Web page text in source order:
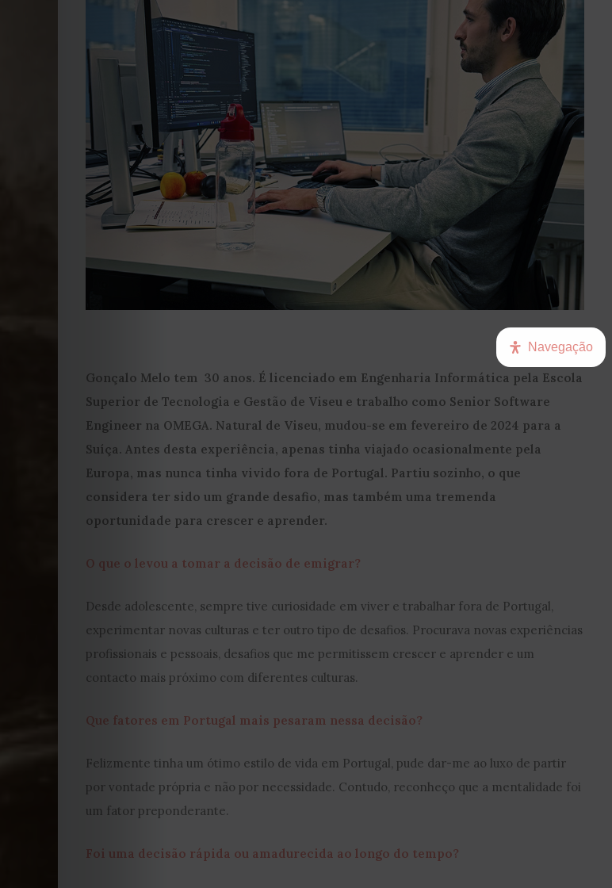
EDIÇÃO
DE
JULHO
2023
2022
2021
Obras
de
Capa
Contactos
Estatuto
de
privacidade
Termos
Gonçalo Melo tem 30 anos. É licenciado em Engenharia Informática pela Escola
Superior de Tecnologia e Gestão de Viseu e trabalho como Senior Software
Engineer na OMEGA. Natural de Viseu, mudou-se em fevereiro de 2024 para a
Suíça. Antes desta experiência, apenas tinha viajado ocasionalmente pela
Europa, mas nunca tinha vivido fora de Portugal. Partiu sozinho, o que
considera ter sido um grande desafio, mas também uma tremenda
oportunidade para crescer e aprender.
O que o levou a tomar a decisão de emigrar?
Desde adolescente, sempre tive curiosidade em viver e trabalhar fora de Portugal,
experimentar novas culturas e ter outro tipo de desafios. Procurava novas experiências
profissionais e pessoais, desafios que me permitissem crescer e aprender e um
contacto mais próximo com diferentes culturas.
Que fatores em Portugal mais pesaram nessa decisão?
Felizmente tinha um ótimo estilo de vida em Portugal, pude dar-me ao luxo de partir
por vontade própria e não por necessidade. Contudo, reconheço que a mentalidade foi
um fator preponderante.
Foi uma decisão rápida ou amadurecida ao longo do tempo?
Navegação